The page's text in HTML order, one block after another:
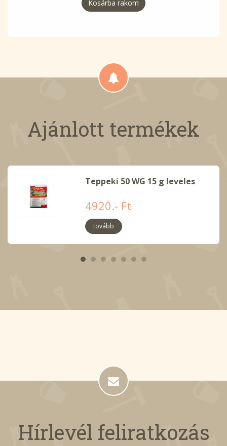
Kosárba rakom
Ajánlott termékek
Teppeki 50 WG 15 g leveles
4920.- Ft
tovább
Hírlevél feliratkozás